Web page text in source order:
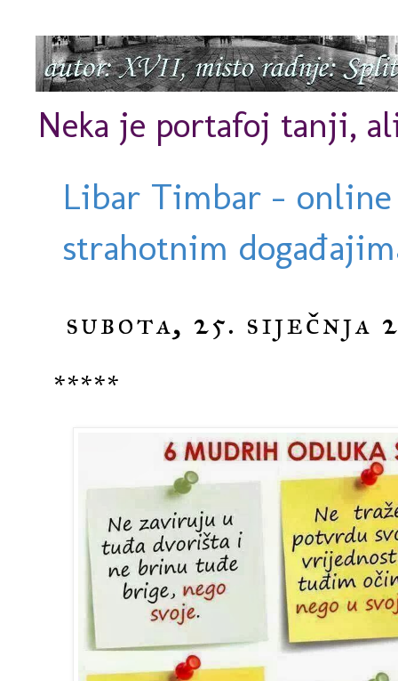
Neka je portafoj tanji,
Libar Timbar -
strahotnim
subota, 25. siječnja
*****